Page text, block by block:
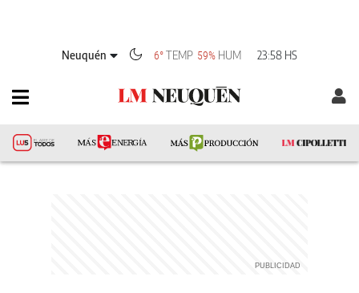
Neuquén 6°TEMP 59% HUM 23:58 HS